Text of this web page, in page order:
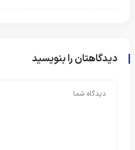
دیدگاهتان را بنویسید